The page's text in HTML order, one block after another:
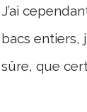
J’ai
bacs entiers,
sûre, que